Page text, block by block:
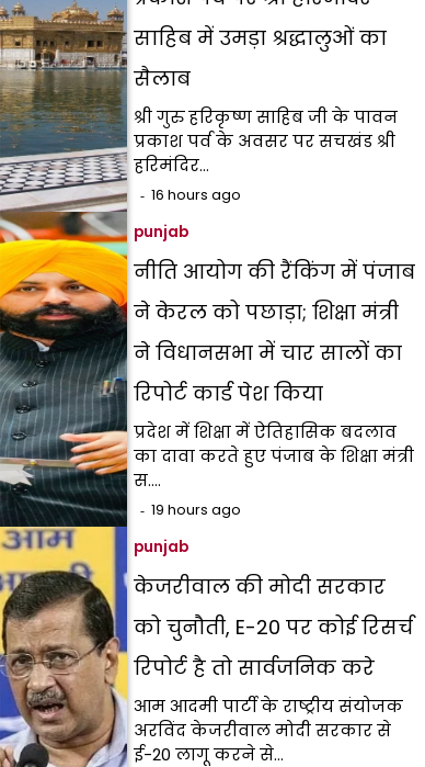
साहिब में उमड़ा श्रद्धालुओं का
सैलाब
श्री गुरु हरिकृष्ण साहिब जी के पावन
प्रकाश पर्व के अवसर पर सचखंड श्री
हरिमंदिर…
16 hours ago
punjab
नीति आयोग की रैंकिंग में पंजाब
ने केरल को पछाड़ा; शिक्षा मंत्री
ने विधानसभा में चार सालों का
रिपोर्ट कार्ड पेश किया
प्रदेश में शिक्षा में ऐतिहासिक बदलाव
का दावा करते हुए पंजाब के शिक्षा मंत्री
स.…
19 hours ago
punjab
केजरीवाल की मोदी सरकार
को चुनौती, E-20 पर कोई रिसर्च
रिपोर्ट है तो सार्वजनिक करे
आम आदमी पार्टी के राष्ट्रीय संयोजक
अरविंद केजरीवाल मोदी सरकार से
ई-20 लागू करने से…